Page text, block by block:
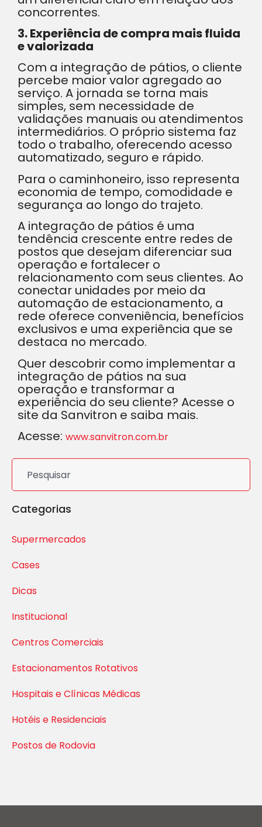
concorrentes.
3. Experiência de compra mais fluida
e valorizada
Com a integração de pátios, o cliente
percebe maior valor agregado ao
serviço. A jornada se torna mais
simples, sem necessidade de
validações manuais ou atendimentos
intermediários. O próprio sistema faz
todo o trabalho, oferecendo acesso
automatizado, seguro e rápido.
Para o caminhoneiro, isso representa
economia de tempo, comodidade e
segurança ao longo do trajeto.
A integração de pátios é uma
tendência crescente entre redes de
postos que desejam diferenciar sua
operação e fortalecer o
relacionamento com seus clientes. Ao
conectar unidades por meio da
automação de estacionamento, a
rede oferece conveniência, benefícios
exclusivos e uma experiência que se
destaca no mercado.
Quer descobrir como implementar a
integração de pátios na sua
operação e transformar a
experiência do seu cliente? Acesse o
site da Sanvitron e saiba mais.
Acesse: www.sanvitron.com.br
Categorias
Supermercados
Cases
Dicas
Institucional
Centros Comerciais
Estacionamentos Rotativos
Hospitais e Clínicas Médicas
Hotéis e Residenciais
Postos de Rodovia